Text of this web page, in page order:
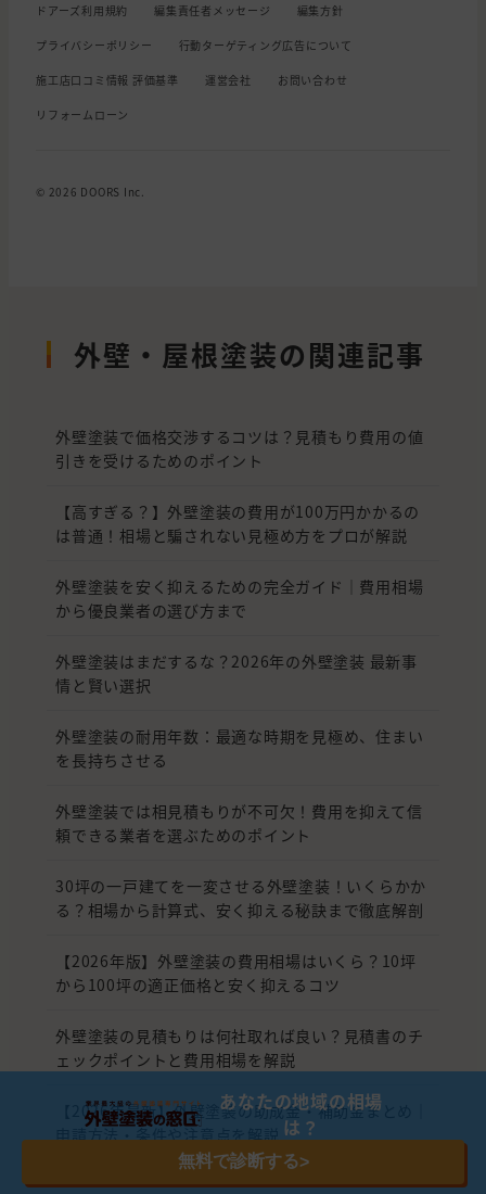
ドアーズ利用規約 編集責任者メッセージ 編集方針
プライバシーポリシー 行動ターゲティング広告について
施工店口コミ情報 評価基準 運営会社 お問い合わせ
リフォームローン
© 2026 DOORS Inc.
外壁・屋根塗装の関連記事
外壁塗装で価格交渉するコツは？見積もり費用の値
引きを受けるためのポイント
【高すぎる？】外壁塗装の費用が100万円かかるの
は普通！相場と騙されない見極め方をプロが解説
外壁塗装を安く抑えるための完全ガイド｜費用相場
から優良業者の選び方まで
外壁塗装はまだするな？2026年の外壁塗装 最新事
情と賢い選択
外壁塗装の耐用年数：最適な時期を見極め、住まい
を長持ちさせる
外壁塗装では相見積もりが不可欠！費用を抑えて信
頼できる業者を選ぶためのポイント
30坪の一戸建てを一変させる外壁塗装！いくらかか
る？相場から計算式、安く抑える秘訣まで徹底解剖
【2026年版】外壁塗装の費用相場はいくら？10坪
から100坪の適正価格と安く抑えるコツ
外壁塗装の見積もりは何社取れば良い？見積書のチ
ェックポイントと費用相場を解説
【2026年最新】外壁塗装の助成金・補助金まとめ｜
申請方法・条件や注意点を解説
あなたの地域の相場
は？
無料で診断する>